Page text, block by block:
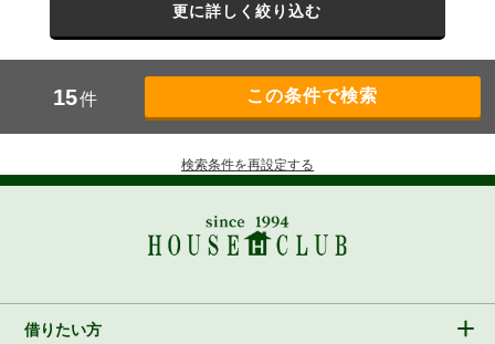
更に詳しく絞り込む
15件
検索条件を再設定する
借りたい方